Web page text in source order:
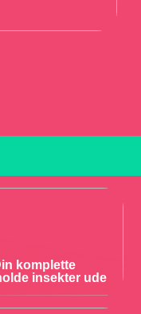
komplette
insekter ude